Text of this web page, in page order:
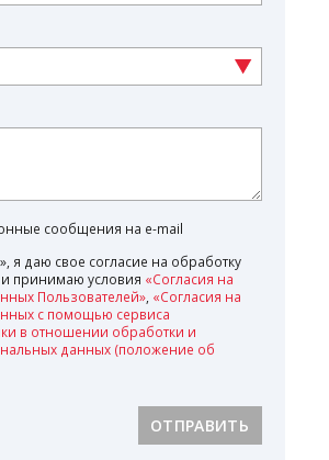
сообщения на e-mail
я даю свое согласие на обработку
принимаю условия «Согласия на
Пользователей» «Согласия на
с помощью сервиса
в отношении обработки и
данных (положение об
ОТПРАВИТЬ